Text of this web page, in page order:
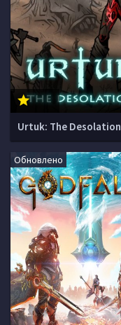
Urtuk: The Desolation
Обновлено